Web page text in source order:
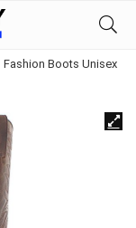
Fashion Boots Unisex